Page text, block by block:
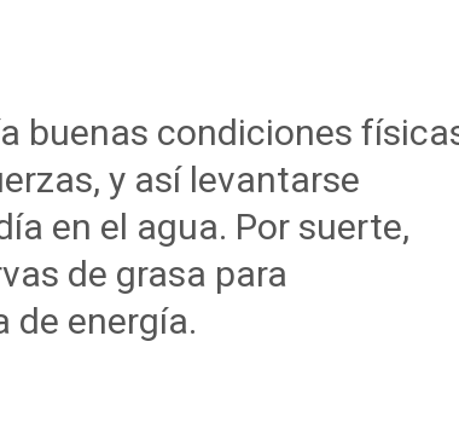
buenas condiciones
y así levantarse
en el agua. Por suerte,
de grasa para
de energía.